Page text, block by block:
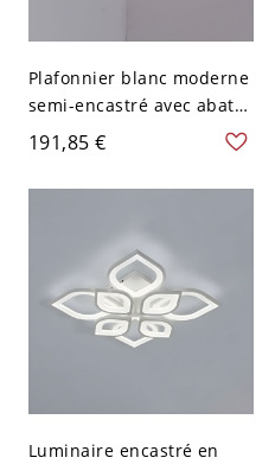
Plafonnier blanc moderne
semi-encastré avec abat-
jour en verre blanc - 110
V-120 V 40,64 cm Couches
191,85 €
Luminaire encastré en